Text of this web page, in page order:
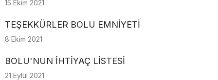
15 Ekim 2021
TEŞEKKÜRLER BOLU EMNİYETİ
8 Ekim 2021
BOLU'NUN İHTİYAÇ LİSTESİ
21 Eylül 2021